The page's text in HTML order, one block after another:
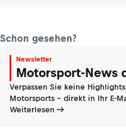
Schon gesehen?
Newsletter
Motorsport-News
Verpassen Sie keine
Motorsports - direkt in Ihr E-
Weiterlesen